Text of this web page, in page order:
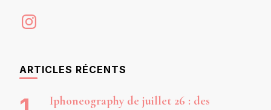
Instagram
ARTICLES RÉCENTS
Iphoneography de juillet 26 : des